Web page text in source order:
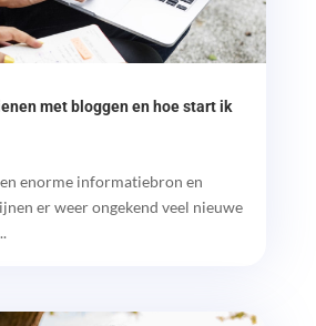
met bloggen en hoe start ik
enorme informatiebron en
er weer ongekend veel nieuwe